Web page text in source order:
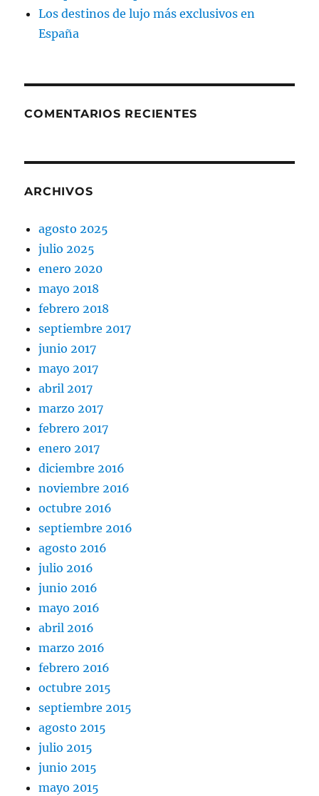
Los destinos de lujo más exclusivos en
España
COMENTARIOS RECIENTES
ARCHIVOS
agosto 2025
julio 2025
enero 2020
mayo 2018
febrero 2018
septiembre 2017
junio 2017
mayo 2017
abril 2017
marzo 2017
febrero 2017
enero 2017
diciembre 2016
noviembre 2016
octubre 2016
septiembre 2016
agosto 2016
julio 2016
junio 2016
mayo 2016
abril 2016
marzo 2016
febrero 2016
octubre 2015
septiembre 2015
agosto 2015
julio 2015
junio 2015
mayo 2015